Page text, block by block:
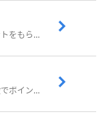
歩いてポイ活！日常生活でお得にポイントをもらおう
歩いたりアンケート回答など幅広い手段でポイントをゲット